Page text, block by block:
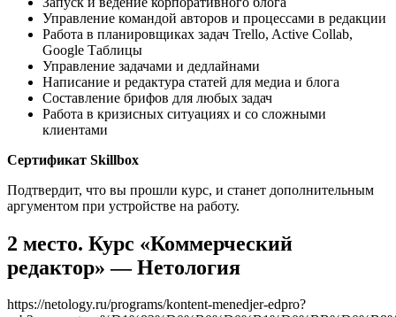
Управление командой авторов и процессами в редакции
Работа в планировщиках задач Trello, Active Collab,
Google Таблицы
Управление задачами и дедлайнами
Написание и редактура статей для медиа и блога
Составление брифов для любых задач
Работа в кризисных ситуациях и со сложными
клиентами
Сертификат Skillbox
Подтвердит, что вы прошли курс, и станет дополнительным
аргументом при устройстве на работу.
2 место. Курс «Коммерческий
редактор» — Нетология
https://netology.ru/programs/kontent-menedjer-edpro?